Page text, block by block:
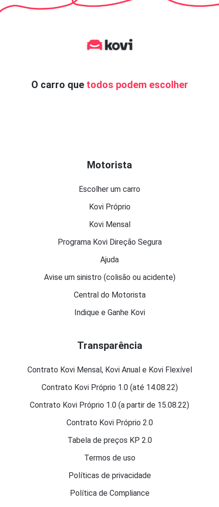
O carro que todos podem escolher
Motorista
Escolher um carro
Kovi Próprio
Kovi Mensal
Programa Kovi Direção Segura
Ajuda
Avise um sinistro (colisão ou acidente)
Central do Motorista
Indique e Ganhe Kovi
Transparência
Contrato Kovi Mensal, Kovi Anual e Kovi Flexível
Contrato Kovi Próprio 1.0 (até 14.08.22)
Contrato Kovi Próprio 1.0 (a partir de 15.08.22)
Contrato Kovi Próprio 2.0
Tabela de preços KP 2.0
Termos de uso
Políticas de privacidade
Política de Compliance